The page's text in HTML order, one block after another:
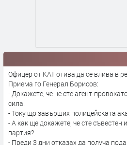
Офицер от КАТ отива да се влива в
Приема го Генерал Борисов:
- Докажете, че не сте агент-
сила!
- Току що завърших полицейската
- А как ще докажете, че сте съвестен
партия?
- Преди 3 дни отказах да получа